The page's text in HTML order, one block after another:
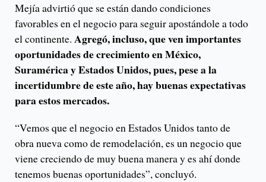
Mejía advirtió que se están dando condiciones
favorables en el negocio para seguir apostándole a todo
el continente. Agregó, incluso, que ven importantes
oportunidades de crecimiento en México,
Suramérica y Estados Unidos, pues, pese a la
incertidumbre de este año, hay buenas expectativas
para estos mercados.
“Vemos que el negocio en Estados Unidos tanto de
obra nueva como de remodelación, es un negocio que
viene creciendo de muy buena manera y es ahí donde
tenemos buenas oportunidades”, concluyó.